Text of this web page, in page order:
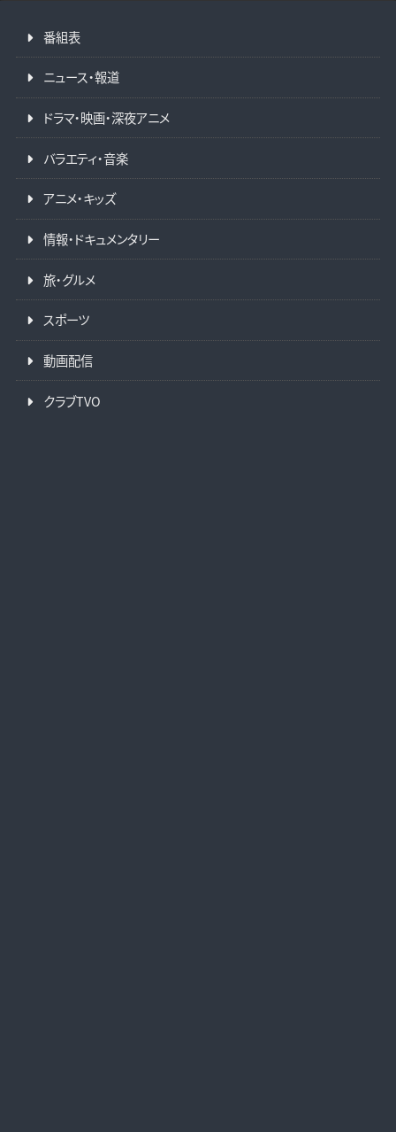
番組表
ニュース・報道
ドラマ・映画・深夜アニメ
バラエティ・音楽
アニメ・キッズ
情報・ドキュメンタリー
旅・グルメ
スポーツ
動画配信
クラブTVO